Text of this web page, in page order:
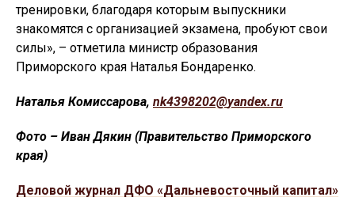
тренировки, благодаря которым выпускники
знакомятся с организацией экзамена, пробуют свои
силы», – отметила министр образования
Приморского края Наталья Бондаренко.
Наталья Комиссарова, nk4398202@yandex.ru
Фото – Иван Дякин (Правительство Приморского
края)
Деловой журнал ДФО «Дальневосточный капитал»